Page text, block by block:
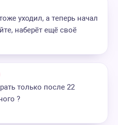
уходил, а теперь начал
наберёт ещё своё
только после 22
?